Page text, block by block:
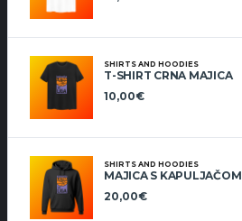
SHIRTS AND HOODIES
T-SHIRT CRNA MAJICA
10,00€
SHIRTS AND HOODIES
MAJICA S KAPULJAČOM
20,00€